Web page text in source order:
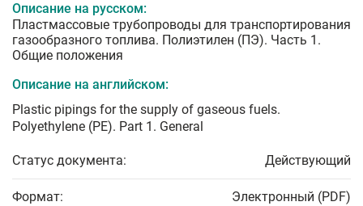
Описание на русском:
Пластмассовые трубопроводы для транспортирования
газообразного топлива. Полиэтилен (ПЭ). Часть 1.
Общие положения
Описание на английском:
Plastic pipings for the supply of gaseous fuels.
Polyethylene (PE). Part 1. General
Статус документа: Действующий
Формат: Электронный (PDF)